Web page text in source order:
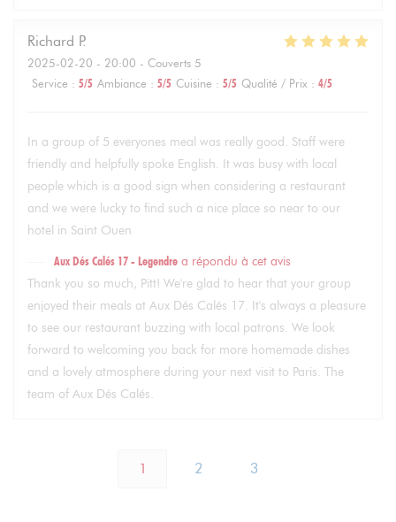
Richard P
2025-02-20 - 20:00 - Couverts 5
Service : 5/5 Ambiance : 5/5 Cuisine : 5/5 Qualité / Prix : 4/5
In a group of 5 everyones meal was really good. Staff were
friendly and helpfully spoke English. It was busy with local
people which is a good sign when considering a restaurant
and we were lucky to find such a nice place so near to our
hotel in Saint Ouen
Aux Dés Calés 17 - Legendre a répondu à cet avis
Thank you so much, Pitt! We're glad to hear that your group
enjoyed their meals at Aux Dés Calés 17. It's always a pleasure
to see our restaurant buzzing with local patrons. We look
forward to welcoming you back for more homemade dishes
and a lovely atmosphere during your next visit to Paris. The
team of Aux Dés Calés.
1 2 3